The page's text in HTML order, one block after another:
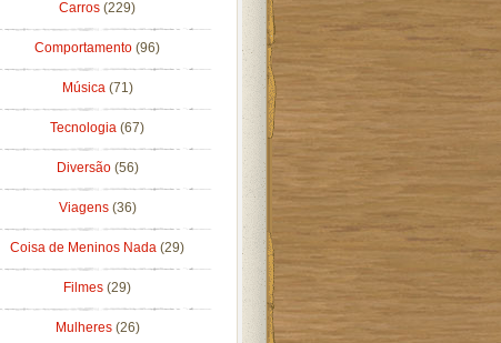
Carros (229)
Comportamento (96)
Música (71)
Tecnologia (67)
Diversão (56)
Viagens (36)
Coisa de Meninos Nada (29)
Filmes (29)
Mulheres (26)